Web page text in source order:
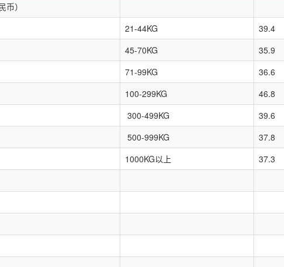
币）
21-44KG
39.4
45-70KG
35.9
71-99KG
36.6
100-299KG
46.8
300-499KG
39.6
500-999KG
37.8
1000KG以上
37.3